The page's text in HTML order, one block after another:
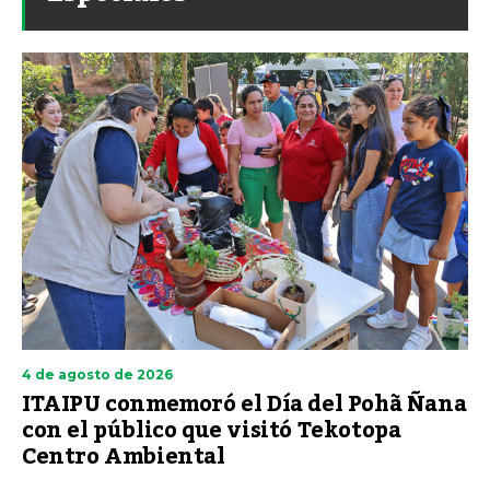
4 de agosto de 2026
ITAIPU conmemoró el Día del Pohã Ñana
con el público que visitó Tekotopa
Centro Ambiental